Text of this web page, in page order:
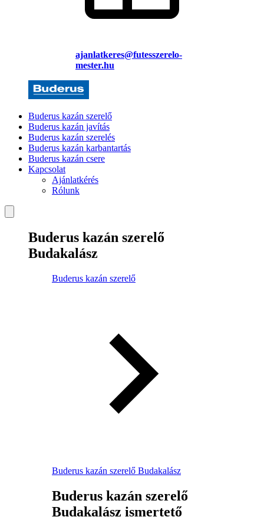
ajanlatkeres@futesszerelo-
mester.hu
Buderus kazán szerelő
Buderus kazán javítás
Buderus kazán szerelés
Buderus kazán karbantartás
Buderus kazán csere
Kapcsolat
Ajánlatkérés
Rólunk
Buderus kazán szerelő
Budakalász
Buderus kazán szerelő
Buderus kazán szerelő Budakalász
Buderus kazán szerelő
Budakalász ismertető